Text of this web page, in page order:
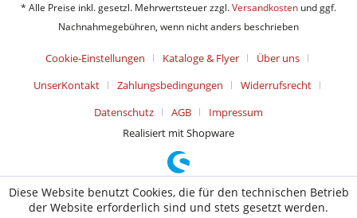
* Alle Preise inkl. gesetzl. Mehrwertsteuer zzgl.Versandkosten und ggf.
Nachnahmegebühren, wenn nicht anders beschrieben
Cookie-Einstellungen Kataloge & Flyer
Über uns
UnserKontakt
Zahlungsbedingungen
Widerrufsrecht
Datenschutz
AGB
Impressum
Realisiert mit Shopware
Diese Website benutzt Cookies, die für den technischen Betrieb
der Website erforderlich sind und stets gesetzt werden.